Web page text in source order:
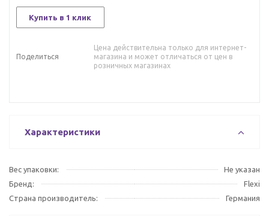
Купить в 1 клик
Поделиться
Цена действительна только для интернет-
магазина и может отличаться от цен в
розничных магазинах
Характеристики
Вес упаковки:
Не указан
Бренд:
Flexi
Страна производитель:
Германия